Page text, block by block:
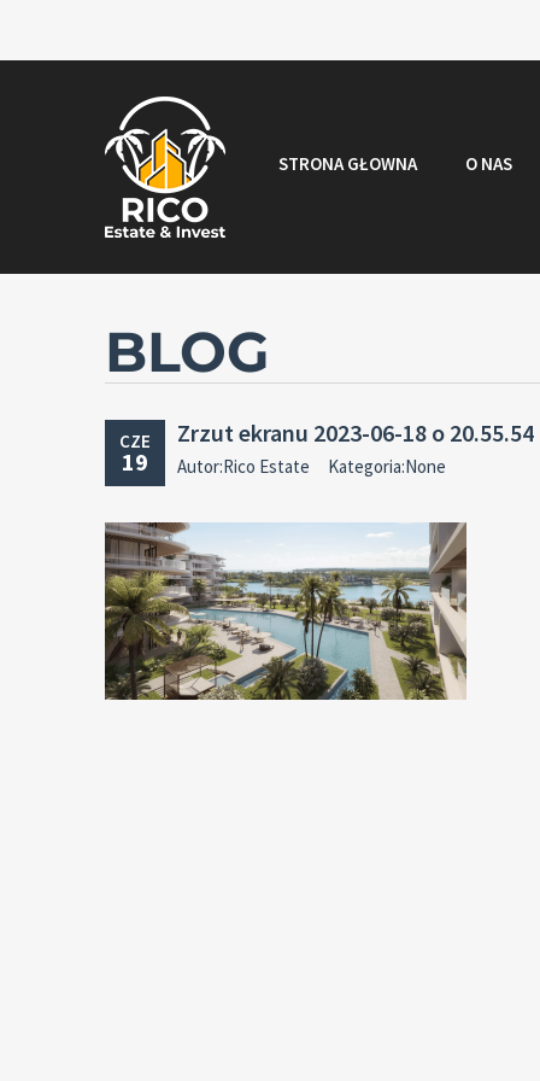
STRONA GŁOWNA O NAS
BLOG
CZE
19
Zrzut ekranu 2023-06-18 o 20.55.54
Autor:Rico Estate Kategoria:None